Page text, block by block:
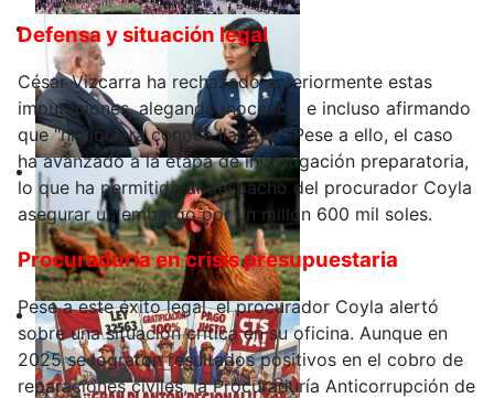
Defensa y situación legal
César Vizcarra ha rechazado anteriormente estas
imputaciones, alegando inocencia e incluso afirmando
que "ni siquiera conoce Ilabaya". Pese a ello, el caso
ha avanzado a la etapa de investigación preparatoria,
lo que ha permitido al despacho del procurador Coyla
asegurar un embargo por un millón 600 mil soles.
Procuraduría en crisis presupuestaria
Pese a este éxito legal, el procurador Coyla alertó
sobre una situación crítica en su oficina. Aunque en
2025 se lograron resultados positivos en el cobro de
reparaciones civiles, la Procuraduría Anticorrupción de